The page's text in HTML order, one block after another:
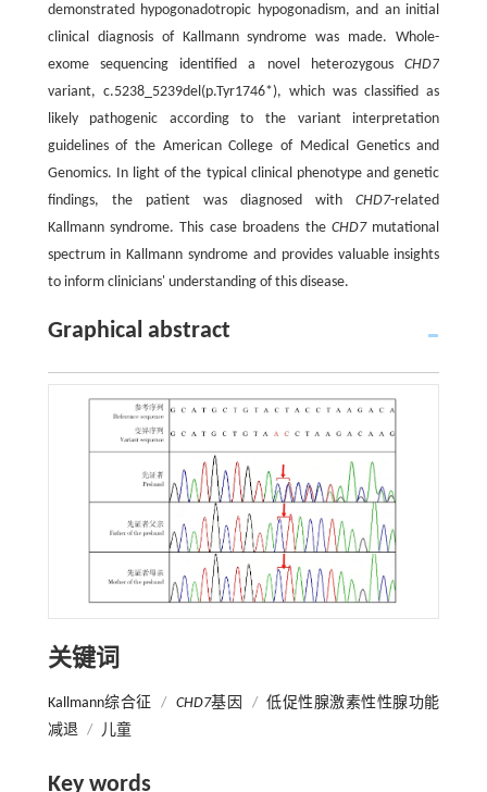
demonstrated hypogonadotropic hypogonadism, and an initial
clinical diagnosis of Kallmann syndrome was made. Whole-
exome sequencing identified a novel heterozygousCHD7
variant, c.5238_5239del(p.Tyr1746*), which was classified as
likely pathogenic according to the variant interpretation
guidelines of the American College of Medical Genetics and
Genomics. In light of the typical clinical phenotype and genetic
findings, the patient was diagnosed withCHD7-related
Kallmann syndrome. This case broadens the CHD7mutational
spectrum in Kallmann syndrome and provides valuable insights
to inform clinicians' understanding of this disease.
Graphical abstract
关键词
Kallmann综合征 / CHD7基因 / 低促性腺激素性性腺功能
减退 / 儿童
Key words